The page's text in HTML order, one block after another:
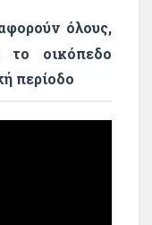
όλους,
το οικόπεδο
περίοδο